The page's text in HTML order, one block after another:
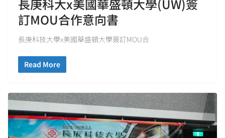
長庚科大x美國華盛頓大學(UW)簽
訂MOU合作意向書
長庚科技大學x美國華盛頓大學簽訂MOU合
Read More